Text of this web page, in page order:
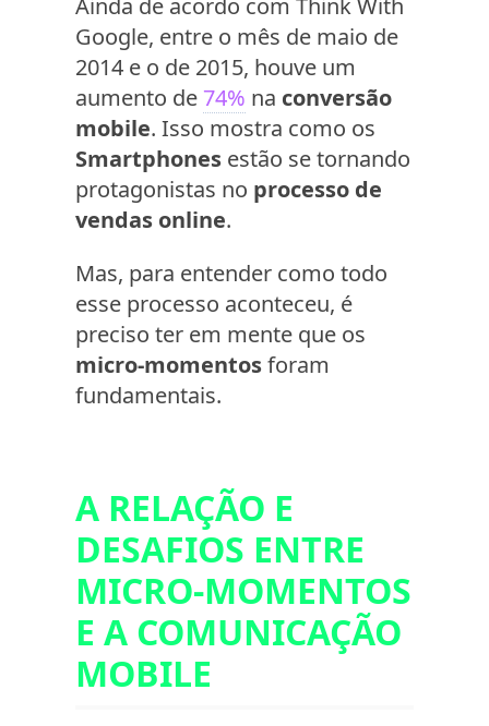
Ainda de acordo com Think With
Google, entre o mês de maio de
2014 e o de 2015, houve um
aumento de 74% na conversão
mobile. Isso mostra como os
Smartphones estão se tornando
protagonistas no processo de
vendas online.
Mas, para entender como todo
esse processo aconteceu, é
preciso ter em mente que os
micro-momentosforam
fundamentais.
A RELAÇÃO E
DESAFIOS ENTRE
MICRO-MOMENTOS
E A COMUNICAÇÃO
MOBILE